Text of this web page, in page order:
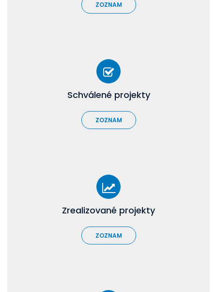
ZOZNAM
Schválené projekty
ZOZNAM
Zrealizované projekty
ZOZNAM